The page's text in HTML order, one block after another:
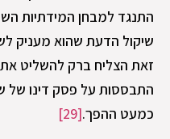
התנגד למבחן המידתיות
שיקול הדעת שהוא מעניק
זאת הצליח ברק להשליט את
התבססות על פסק דינו של
כמעט ההפך.[29]